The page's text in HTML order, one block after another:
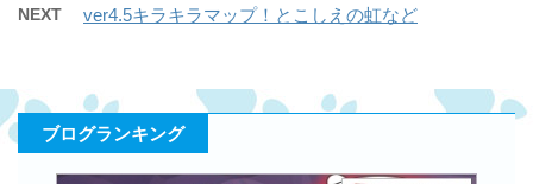
NEXT ver4.5キラキラマップ！とこしえの虹など
ブログランキング